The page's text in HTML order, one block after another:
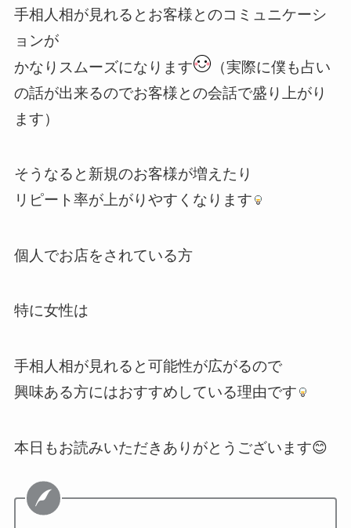
手相人相が見れるとお客様とのコミュニケーシ
ョンが
かなりスムーズになります
（実際に僕も占い
の話が出来るのでお客様との会話で盛り上がり
ます）
そうなると新規のお客様が増えたり
リピート率が上がりやすくなります
個人でお店をされている方
特に女性は
手相人相が見れると可能性が広がるので
興味ある方にはおすすめしている理由です
本日もお読みいただきありがとうございます😊